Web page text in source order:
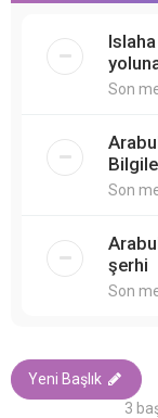
Son
Son
şerhi
Son
Yeni Başlık
3